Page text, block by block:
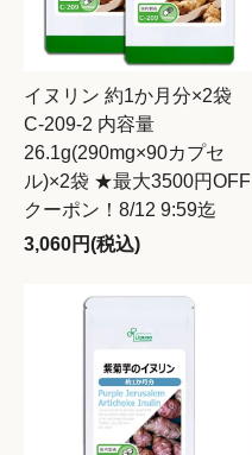
イヌリン 約1か月分×2袋
C-209-2 内容量
26.1g(290mg×90カプセ
ル)×2袋 ★最大3500円OFF
クーポン！8/12 9:59迄
3,060円(税込)